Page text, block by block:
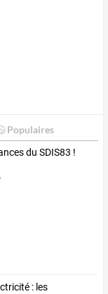
Populaires
du SDIS83 !
: les